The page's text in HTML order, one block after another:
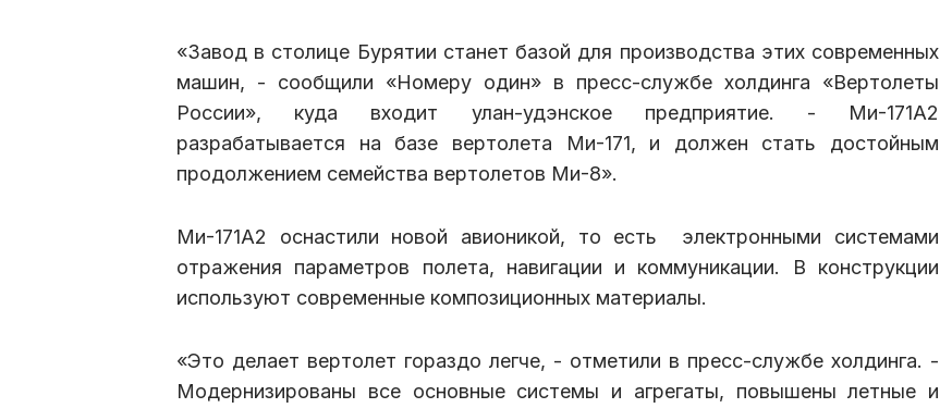
«Завод в столице Бурятии станет базой для производства этих современных
машин, - сообщили «Номеру один» в пресс-службе холдинга «Вертолеты
России», куда входит улан-удэнское предприятие. - Ми-171А2
разрабатывается на базе вертолета Ми-171, и должен стать достойным
продолжением семейства вертолетов Ми-8».
Ми-171А2 оснастили новой авионикой, то есть электронными системами
отражения параметров полета, навигации и коммуникации. В конструкции
используют современные композиционных материалы.
«Это делает вертолет гораздо легче, - отметили в пресс-службе холдинга. -
Модернизированы все основные системы и агрегаты, повышены летные и